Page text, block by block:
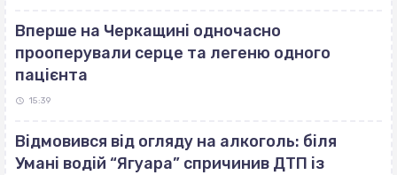
Вперше на Черкащині одночасно
прооперували серце та легеню одного
пацієнта
15:39
Відмовився від огляду на алкоголь: біля
Умані водій “Ягуара” спричинив ДТП із